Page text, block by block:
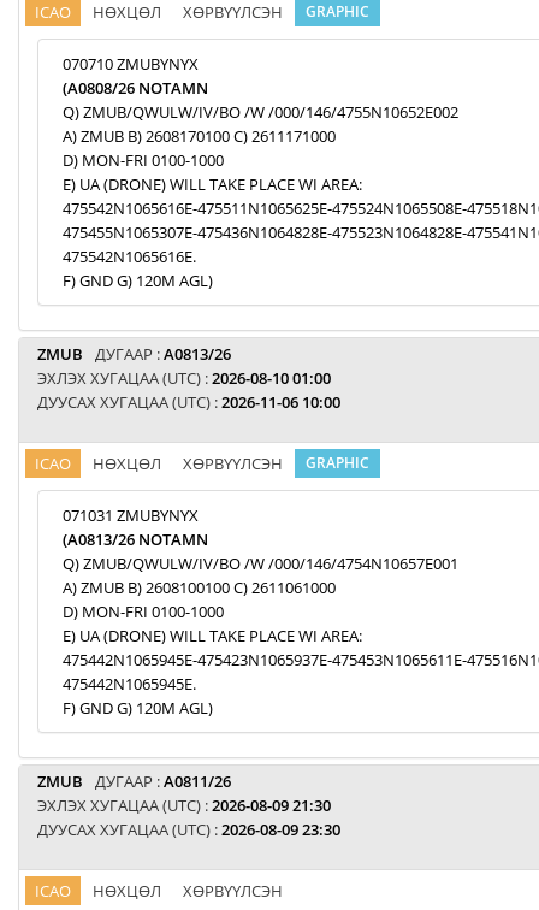
ICAO НӨХЦӨЛ ХӨРВҮҮЛСЭН GRAPHIC
070710 ZMUBYNYX
(A0808/26 NOTAMN
Q) ZMUB/QWULW/IV/BO /W /000/146/4755N10652E002
A) ZMUB B) 2608170100 C) 2611171000
D) MON-FRI 0100-1000
E) UA (DRONE) WILL TAKE PLACE WI AREA:
475542N1065616E-475511N1065625E-475524N1065508E-
475455N1065307E-475436N1064828E-475523N1064828E-
475542N1065616E.
F) GND G) 120M AGL)
ZMUB ДУГААР :A0813/26
ЭХЛЭХ ХУГАЦАА (UTC) :2026-08-10 01:00
ДУУСАХ ХУГАЦАА (UTC) :2026-11-06 10:00
ICAO НӨХЦӨЛ ХӨРВҮҮЛСЭН GRAPHIC
071031 ZMUBYNYX
(A0813/26 NOTAMN
Q) ZMUB/QWULW/IV/BO /W /000/146/4754N10657E001
A) ZMUB B) 2608100100 C) 2611061000
D) MON-FRI 0100-1000
E) UA (DRONE) WILL TAKE PLACE WI AREA:
475442N1065945E-475423N1065937E-475453N1065611E-
475442N1065945E.
F) GND G) 120M AGL)
ZMUB ДУГААР :A0811/26
ЭХЛЭХ ХУГАЦАА (UTC) :2026-08-09 21:30
ДУУСАХ ХУГАЦАА (UTC) :2026-08-09 23:30
ICAO НӨХЦӨЛ ХӨРВҮҮЛСЭН